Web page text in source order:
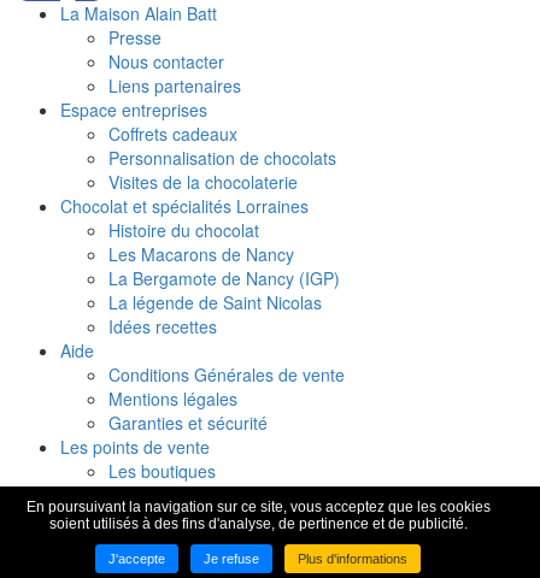
La Maison Alain Batt
Presse
Nous contacter
Liens partenaires
Espace entreprises
Coffrets cadeaux
Personnalisation de chocolats
Visites de la chocolaterie
Chocolat et spécialités Lorraines
Histoire du chocolat
Les Macarons de Nancy
La Bergamote de Nancy (IGP)
La légende de Saint Nicolas
Idées recettes
Aide
Conditions Générales de vente
Mentions légales
Garanties et sécurité
Les points de vente
Les boutiques
Visiter la chocolaterie
Parrainage & fidélité
Recherche de produits - Presse- Contact-Liens partenaires
En poursuivant la navigation sur ce site, vous acceptez que les cookies
soient utilisés à des fins d'analyse, de pertinence et de publicité.
J'accepte Je refuse Plus d'informations